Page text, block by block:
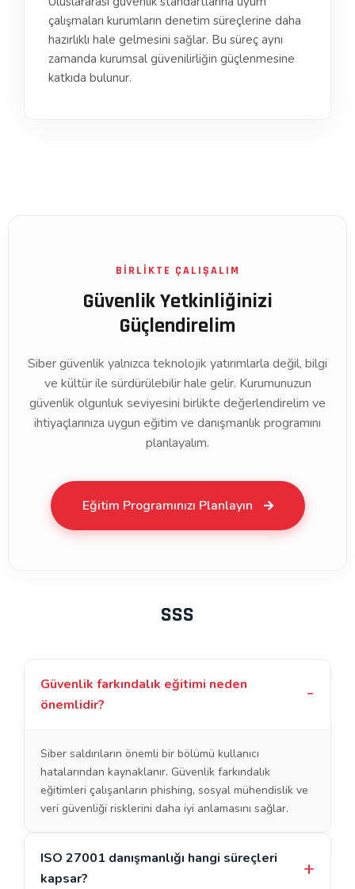
çalışmaları kurumların denetim süreçlerine daha
hazırlıklı hale gelmesini sağlar. Bu süreç aynı
zamanda kurumsal güvenilirliğin güçlenmesine
katkıda bulunur.
BİRLİKTE ÇALIŞALIM
Güvenlik Yetkinliğinizi
Güçlendirelim
Siber güvenlik yalnızca teknolojik yatırımlarla değil, bilgi
ve kültür ile sürdürülebilir hale gelir. Kurumunuzun
güvenlik olgunluk seviyesini birlikte değerlendirelim ve
ihtiyaçlarınıza uygun eğitim ve danışmanlık programını
planlayalım.
Eğitim Programınızı Planlayın
SSS
Güvenlik farkındalık eğitimi neden
önemlidir?
Siber saldırıların önemli bir bölümü kullanıcı
hatalarından kaynaklanır. Güvenlik farkındalık
eğitimleri çalışanların phishing, sosyal mühendislik ve
veri güvenliği risklerini daha iyi anlamasını sağlar.
ISO 27001 danışmanlığı hangi süreçleri
kapsar?